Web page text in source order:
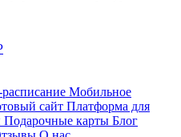
Мобильное
сайт Платформа для
Подарочные карты Блог